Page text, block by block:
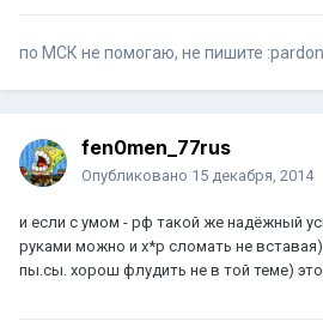
по МСК не помогаю, не пишите
fen0men_77rus
Опубликовано 15 декабря, 2014
и если с умом - рф такой же надёжный
руками можно и х*р сломать не
пы.сы. хорош флудить не в той теме)